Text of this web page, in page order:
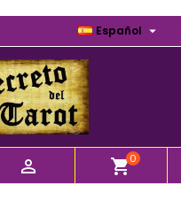
Español 
 shopping_cart0